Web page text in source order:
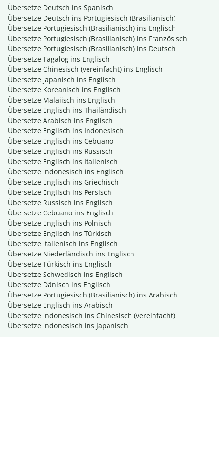
Übersetze Deutsch ins Spanisch
Übersetze Deutsch ins Portugiesisch (Brasilianisch)
Übersetze Portugiesisch (Brasilianisch) ins Englisch
Übersetze Portugiesisch (Brasilianisch) ins Französisch
Übersetze Portugiesisch (Brasilianisch) ins Deutsch
Übersetze Tagalog ins Englisch
Übersetze Chinesisch (vereinfacht) ins Englisch
Übersetze Japanisch ins Englisch
Übersetze Koreanisch ins Englisch
Übersetze Malaiisch ins Englisch
Übersetze Englisch ins Thailändisch
Übersetze Arabisch ins Englisch
Übersetze Englisch ins Indonesisch
Übersetze Englisch ins Cebuano
Übersetze Englisch ins Russisch
Übersetze Englisch ins Italienisch
Übersetze Indonesisch ins Englisch
Übersetze Englisch ins Griechisch
Übersetze Englisch ins Persisch
Übersetze Russisch ins Englisch
Übersetze Cebuano ins Englisch
Übersetze Englisch ins Polnisch
Übersetze Englisch ins Türkisch
Übersetze Italienisch ins Englisch
Übersetze Niederländisch ins Englisch
Übersetze Türkisch ins Englisch
Übersetze Schwedisch ins Englisch
Übersetze Dänisch ins Englisch
Übersetze Portugiesisch (Brasilianisch) ins Arabisch
Übersetze Englisch ins Arabisch
Übersetze Indonesisch ins Chinesisch (vereinfacht)
Übersetze Indonesisch ins Japanisch